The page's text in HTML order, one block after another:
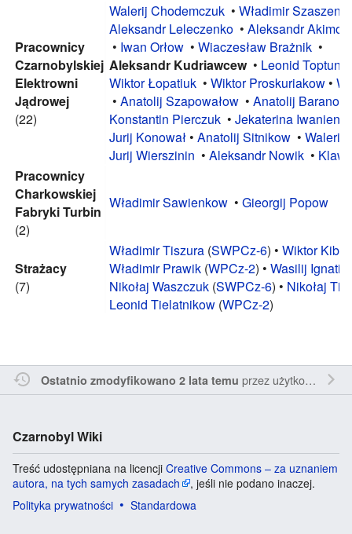
Pracownicy
Czarnobylskiej
Elektrowni
Jądrowej
(22)
Walerij Chodemczuk • Władimir
Aleksandr Leleczenko • Aleksandr Akimow
• Iwan Orłow • Wiaczesław Brażnik •
Aleksandr Kudriawcew• Leonid
Wiktor Łopatiuk • Wiktor Proskuriakow •
• Anatolij Szapowałow • Anatolij Baranow
Konstantin Pierczuk • Jekaterina
Jurij Konował • Anatolij Sitnikow • Walerij
Jurij Wierszinin • Aleksandr Nowik •
Pracownicy
Charkowskiej
Fabryki Turbin
(2)
Władimir Sawienkow • Gieorgij Popow
Strażacy
(7)
Władimir Tiszura (SWPCz-6) • Wiktor
Władimir Prawik (WPCz-2) • Wasilij
Nikołaj Waszczuk (SWPCz-6) • Nikołaj
Leonid Tielatnikow (WPCz-2)
Ostatnio zmodyfikowano 2 lata temu przez użytkownika Penne22
Czarnobyl Wiki
Treść udostępniana na licencji Creative Commons – za uznaniem
autora, na tych samych zasadach
, jeśli nie podano inaczej.
Polityka prywatności
Standardowa